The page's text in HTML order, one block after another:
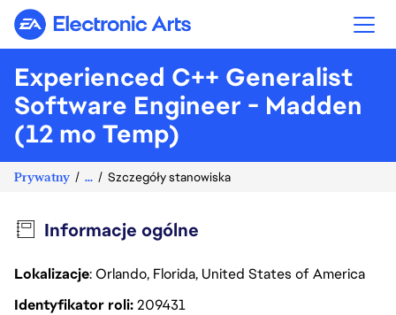
Electronic Arts
Experienced C++ Generalist
Software Engineer - Madden
(12 mo Temp)
Prywatny ... Szczegóły stanowiska
Informacje ogólne
Lokalizacje: Orlando, Florida, United States of America
Identyfikator roli209431